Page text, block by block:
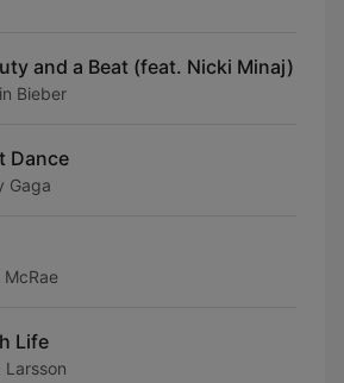
and a Beat (feat. Nicki Minaj)
Bieber
Dance
Gaga
McRae
Life
Larsson